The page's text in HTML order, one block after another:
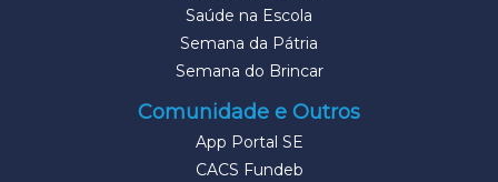
Saúde na Escola
Semana da Pátria
Semana do Brincar
Comunidade e Outros
App Portal SE
CACS Fundeb